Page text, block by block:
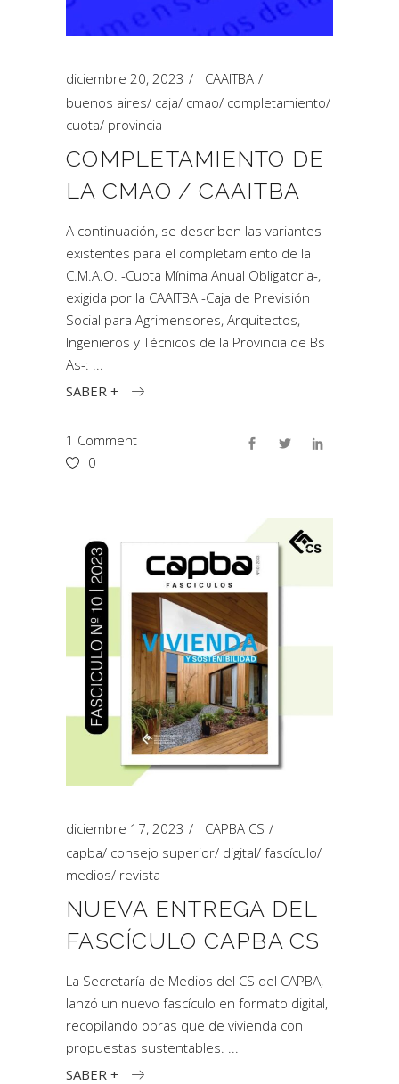
diciembre 20, 2023
CAAITBA
buenos aires/ caja/ cmao/ completamiento/
cuota/ provincia
COMPLETAMIENTO DE
LA CMAO / CAAITBA
A continuación, se describen las variantes
existentes para el completamiento de la
C.M.A.O. -Cuota Mínima Anual Obligatoria-,
exigida por la CAAITBA -Caja de Previsión
Social para Agrimensores, Arquitectos,
Ingenieros y Técnicos de la Provincia de Bs
As-:
SABER +
1 Comment
0
diciembre 17, 2023
CAPBA CS
capba/ consejo superior/ digital/ fascículo/
medios/ revista
NUEVA ENTREGA DEL
FASCÍCULO CAPBA CS
La Secretaría de Medios del CS del CAPBA,
lanzó un nuevo fascículo en formato digital,
recopilando obras que de vivienda con
propuestas sustentables.
SABER +